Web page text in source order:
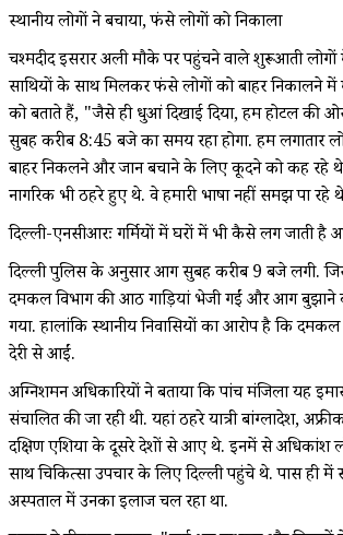
स्थानीय लोगों ने बचाया, फंसे लोगों को निकाला
चश्मदीद इसरार अली मौके पर पहुंचने वाले शुरूआती
साथियों के साथ मिलकर फंसे लोगों को बाहर निकालने में
को बताते हैं, "जैसे ही धुआं दिखाई दिया, हम होटल की
सुबह करीब 8:45 बजे का समय रहा होगा. हम लगातार
बाहर निकलने और जान बचाने के लिए कूदने को कह रहे
नागरिक भी ठहरे हुए थे. वे हमारी भाषा नहीं समझ पा रहे
दिल्ली-एनसीआरः गर्मियों में घरों में भी कैसे लग जाती है
दिल्ली पुलिस के अनुसार आग सुबह करीब 9 बजे लगी.
दमकल विभाग की आठ गाड़ियां भेजी गईं और आग बुझाने
गया. हालांकि स्थानीय निवासियों का आरोप है कि
देरी से आईं.
अग्निशमन अधिकारियों ने बताया कि पांच मंजिला यह
संचालित की जा रही थी. यहां ठहरे यात्री बांग्लादेश,
दक्षिण एशिया के दूसरे देशों से आए थे. इनमें से अधिकांश
साथ चिकित्सा उपचार के लिए दिल्ली पहुंचे थे. पास ही
अस्पताल में उनका इलाज चल रहा था.